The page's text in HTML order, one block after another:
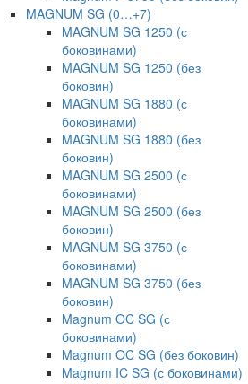
MAGNUM SG (0…+7)
MAGNUM SG 1250 (с
боковинами)
MAGNUM SG 1250 (без
боковин)
MAGNUM SG 1880 (с
боковинами)
MAGNUM SG 1880 (без
боковин)
MAGNUM SG 2500 (с
боковинами)
MAGNUM SG 2500 (без
боковин)
MAGNUM SG 3750 (с
боковинами)
MAGNUM SG 3750 (без
боковин)
Magnum OC SG (с
боковинами)
Magnum OC SG (без боковин)
Magnum IC SG (с боковинами)